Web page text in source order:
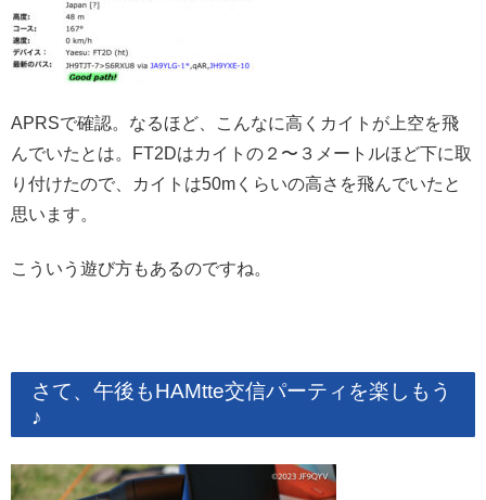
APRSで確認。なるほど、こんなに高くカイトが上空を飛
んでいたとは。FT2Dはカイトの２〜３メートルほど下に取
り付けたので、カイトは50mくらいの高さを飛んでいたと
思います。
こういう遊び方もあるのですね。
さて、午後もHAMtte交信パーティを楽しもう
♪